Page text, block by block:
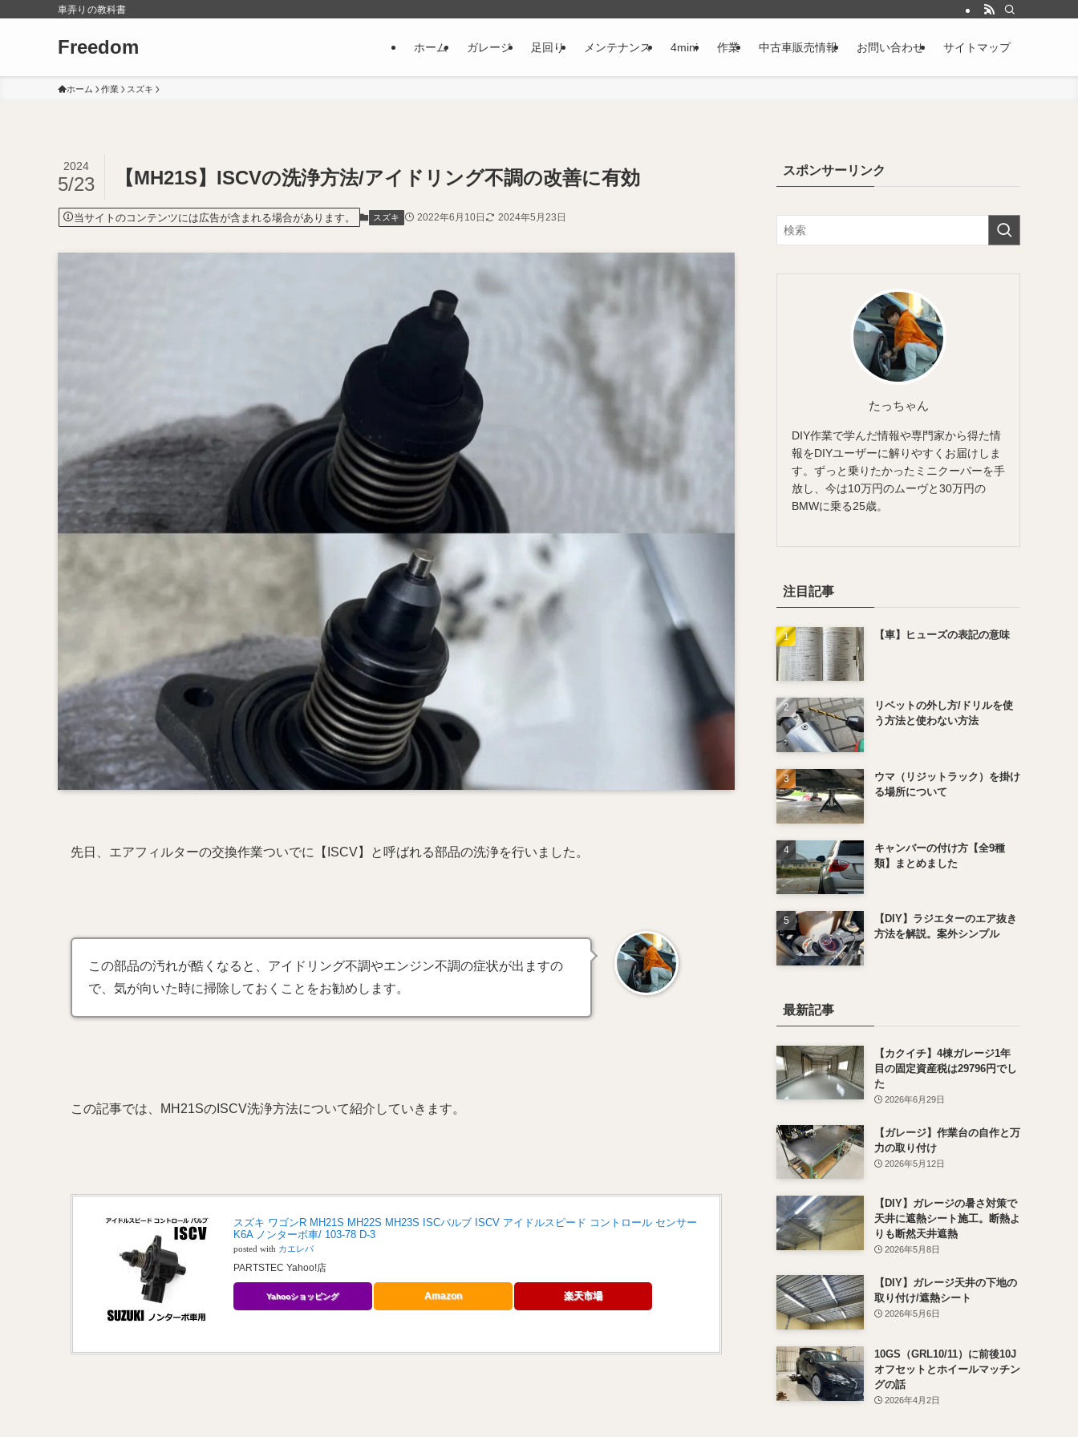
車弄りの教科書
Freedom ホーム ガレージ 足回り メンテナンス 4mini 作業 中古車販売情報 お問い合わせ サイトマップ
ホーム 作業 スズキ
【MH21S】ISCVの洗浄方法/アイドリング不調の改善に有効
2024
5/23
当サイトのコンテンツには広告が含まれる場合があります。 スズキ 2022年6月10日 2024年5月23日
先日、エアフィルターの交換作業ついでに【ISCV】と呼ばれる部品の洗浄を行いました。
この部品の汚れが酷くなると、アイドリング不調やエンジン不調の症状が出ますの
で、気が向いた時に掃除しておくことをお勧めします。
この記事では、MH21SのISCV洗浄方法について紹介していきます。
スズキ ワゴンR MH21S MH22S MH23S ISCバルブ ISCV アイドルスピード コントロール センサー
K6A ノンターボ車/ 103-78 D-3
posted with カエレバ
PARTSTEC Yahoo!店
Yahooショッピング Amazon 楽天市場
スポンサーリンク
たっちゃん
DIY作業で学んだ情報や専門家から得た情
報をDIYユーザーに解りやすくお届けしま
す。ずっと乗りたかったミニクーパーを手
放し、今は10万円のムーヴと30万円の
BMWに乗る25歳。
注目記事
【車】ヒューズの表記の意味
リベットの外し方/ドリルを使
う方法と使わない方法
ウマ（リジットラック）を掛け
る場所について
キャンバーの付け方【全9種
類】まとめました
【DIY】ラジエターのエア抜き
方法を解説。案外シンプル
最新記事
【カクイチ】4棟ガレージ1年
目の固定資産税は29796円でし
た
2026年6月29日
【ガレージ】作業台の自作と万
力の取り付け
2026年5月12日
【DIY】ガレージの暑さ対策で
天井に遮熱シート施工。断熱よ
りも断然天井遮熱
2026年5月8日
【DIY】ガレージ天井の下地の
取り付け/遮熱シート
2026年5月6日
10GS（GRL10/11）に前後10J
オフセットとホイールマッチン
グの話
2026年4月2日